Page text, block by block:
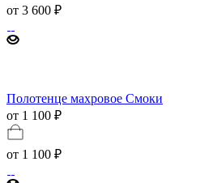
от 3 600 ₽
Полотенце махровое Смоки
от 1 100 ₽
от 1 100 ₽